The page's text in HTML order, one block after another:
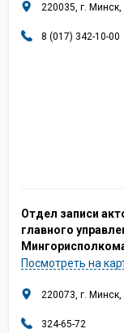
220035, г.
8 (017) 342-10-00
Отдел записи
главного
Посмотреть на
220073, г.
324-65-72